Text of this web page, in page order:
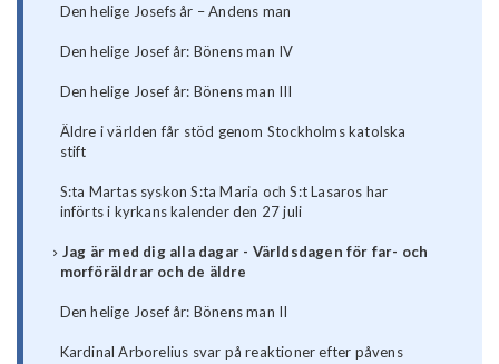
Den helige Josefs år – Andens man
Den helige Josef år: Bönens man IV
Den helige Josef år: Bönens man III
Äldre i världen får stöd genom Stockholms katolska
stift
S:ta Martas syskon S:ta Maria och S:t Lasaros har
införts i kyrkans kalender den 27 juli
Jag är med dig alla dagar - Världsdagen för far- och
morföräldrar och de äldre
Den helige Josef år: Bönens man II
Kardinal Arborelius svar på reaktioner efter påvens